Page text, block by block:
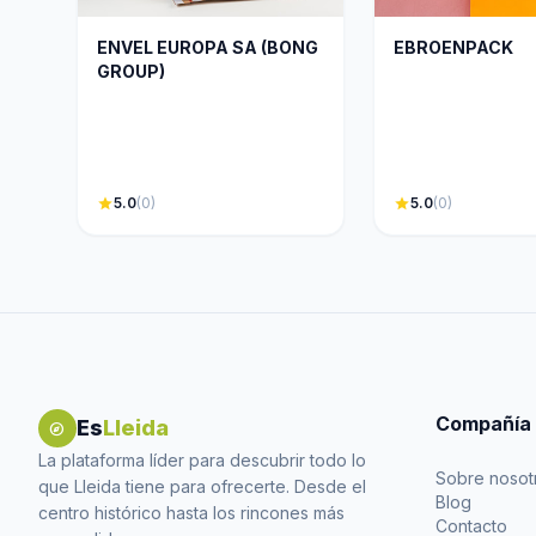
ENVEL EUROPA SA (BONG
GROUP)
star5.0(0)
EBROENPACK
star5.0(0)
explore EsLleida
La plataforma líder para descubrir todo lo
que Lleida tiene para ofrecerte. Desde el
centro histórico hasta los rincones más
Compañía
Sobre
Blog
Contacto